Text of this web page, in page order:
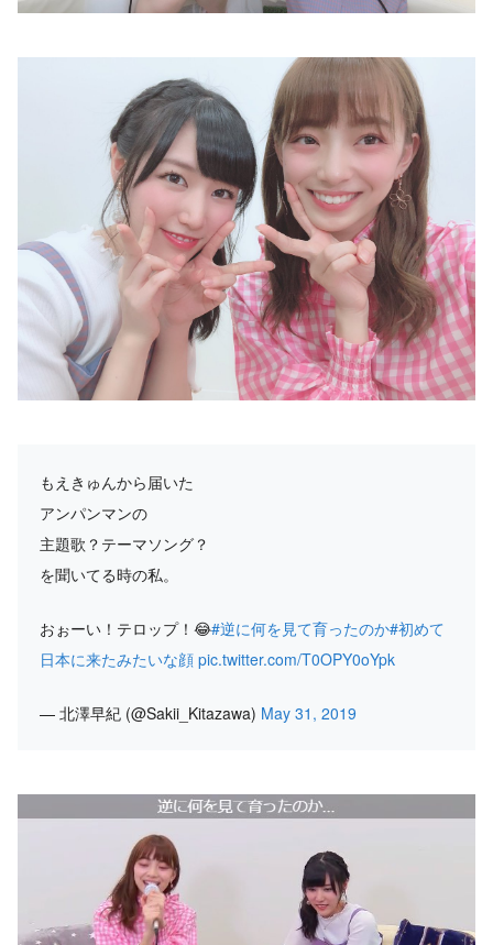
もえきゅんから届いた
アンパンマンの
主題歌？テーマソング？
を聞いてる時の私。
おぉーい！テロップ！😂#逆に何を見て育ったのか#初めて
日本に来たみたいな顔 pic.twitter.com/T0OPY0oYpk
— 北澤早紀 (@Sakii_Kitazawa) May 31, 2019